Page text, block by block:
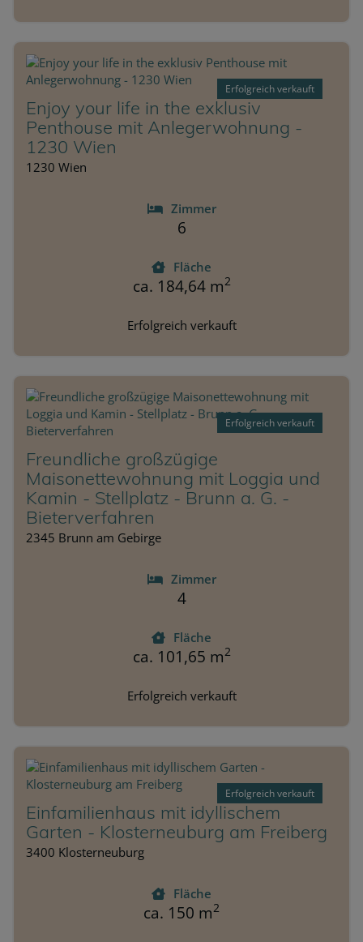
Erfolgreich verkauft
Enjoy your life in the exklusiv
Penthouse mit Anlegerwohnung -
1230 Wien
1230 Wien
Zimmer
6
Fläche
ca. 184,64 m2
Erfolgreich verkauft
Erfolgreich verkauft
Freundliche großzügige
Maisonettewohnung mit Loggia und
Kamin - Stellplatz - Brunn a. G. -
Bieterverfahren
2345 Brunn am Gebirge
Zimmer
4
Fläche
ca. 101,65 m2
Erfolgreich verkauft
Erfolgreich verkauft
Einfamilienhaus mit idyllischem
Garten - Klosterneuburg am Freiberg
3400 Klosterneuburg
Fläche
ca. 150 m2